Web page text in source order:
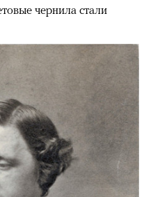
чернила стали